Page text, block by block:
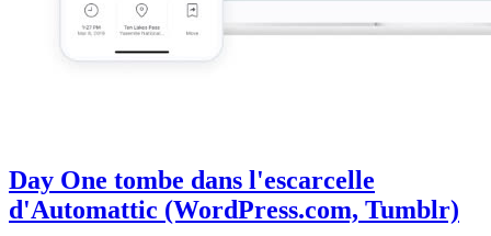
Day One tombe dans l'escarcelle
d'Automattic (WordPress.com, Tumblr)